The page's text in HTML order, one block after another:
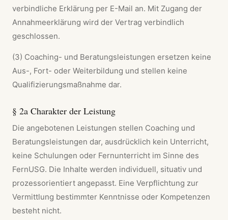
verbindliche Erklärung per E-Mail an. Mit Zugang der
Annahmeerklärung wird der Vertrag verbindlich
geschlossen.
(3) Coaching- und Beratungsleistungen ersetzen keine
Aus-, Fort- oder Weiterbildung und stellen keine
Qualifizierungsmaßnahme dar.
§ 2a Charakter der Leistung
Die angebotenen Leistungen stellen Coaching und
Beratungsleistungen dar, ausdrücklich kein Unterricht,
keine Schulungen oder Fernunterricht im Sinne des
FernUSG. Die Inhalte werden individuell, situativ und
prozessorientiert angepasst. Eine Verpflichtung zur
Vermittlung bestimmter Kenntnisse oder Kompetenzen
besteht nicht.